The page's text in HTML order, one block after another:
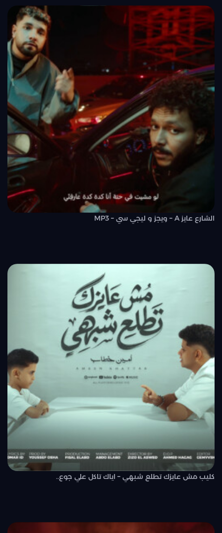
الشارع عايز A – ويجز و ليجي سي – MP3
كليب مش عايزك تطلع شبهي – اياك تاكل علي جوع..